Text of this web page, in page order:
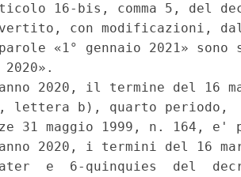
16-bis, comma 5, del
con modificazioni,
«1° gennaio 2021»
2020».
2020, il termine del 16
lettera b), quarto
31 maggio 1999, n. 164, e'
2020, i termini del 16
e  6-quinquies  del